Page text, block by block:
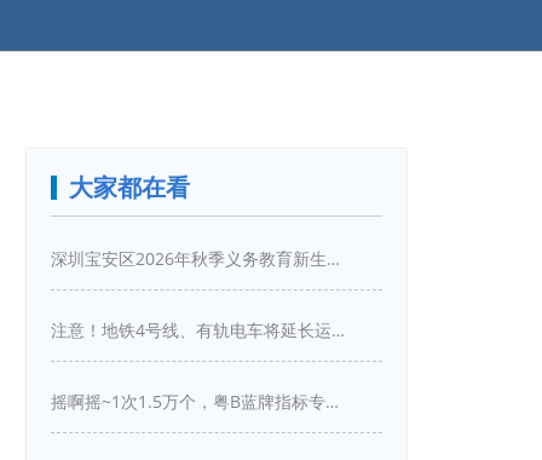
大家都在看
深圳宝安区2026年秋季义务教育新生入学指引
注意！地铁4号线、有轨电车将延长运营服务！
摇啊摇~1次1.5万个，粤B蓝牌指标专项摇号又来啦！